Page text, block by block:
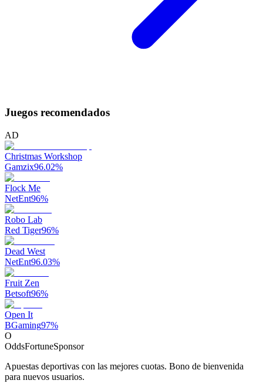
Juegos recomendados
AD
Christmas Workshop
Gamzix96.02%
Flock Me
NetEnt96%
Robo Lab
Red Tiger96%
Dead West
NetEnt96.03%
Fruit Zen
Betsoft96%
Open It
BGaming97%
O
OddsFortuneSponsor
Apuestas deportivas con las mejores cuotas. Bono de bienvenida
para nuevos usuarios.